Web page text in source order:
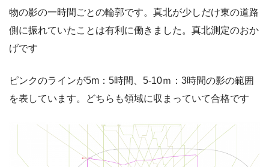
物の影の一時間ごとの輪郭です。真北が少しだけ東の道路
側に振れていたことは有利に働きました。真北測定のおか
げです
ピンクのラインが5m：5時間、5-10ｍ：3時間の影の範囲
を表しています。どちらも領域に収まっていて合格です